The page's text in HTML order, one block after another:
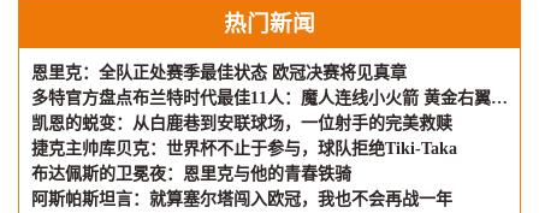
热门新闻
恩里克：全队正处赛季最佳状态 欧冠决赛将见真章
多特官方盘点布兰特时代最佳11人：魔人连线小火箭 黄金右翼再现
凯恩的蜕变：从白鹿巷到安联球场，一位射手的完美救赎
捷克主帅库贝克：世界杯不止于参与，球队拒绝Tiki-Taka
布达佩斯的卫冕夜：恩里克与他的青春铁骑
阿斯帕斯坦言：就算塞尔塔闯入欧冠，我也不会再战一年